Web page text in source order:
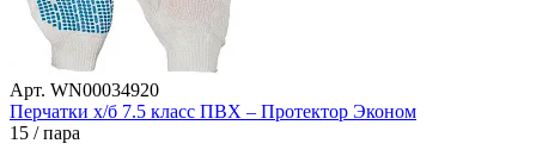
Арт. WN00034920
Перчатки х/б 7.5 класс ПВХ – Протектор Эконом
15 / пара